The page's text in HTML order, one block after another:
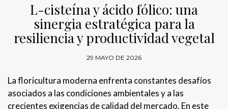
L-cisteína y ácido fólico: una
sinergia estratégica para la
resiliencia y productividad vegetal
29 MAYO DE 2026
La floricultura moderna enfrenta constantes desafíos
asociados a las condiciones ambientales y a las
crecientes exigencias de calidad del mercado. En este